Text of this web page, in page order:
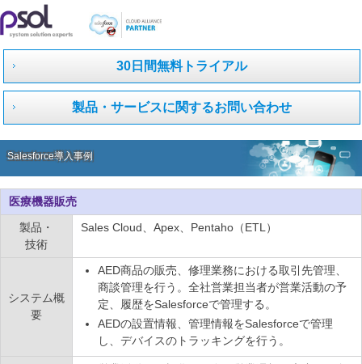
30日間無料トライアル
製品・サービスに関するお問い合わせ
Salesforce導入事例
医療機器販売
製品・
技術
Sales Cloud、Apex、Pentaho（ETL）
システム概
要
AED商品の販売、修理業務における取引先管理、
商談管理を行う。全社営業担当者が営業活動の予
定、履歴をSalesforceで管理する。
AEDの設置情報、管理情報をSalesforceで管理
し、デバイスのトラッキングを行う。